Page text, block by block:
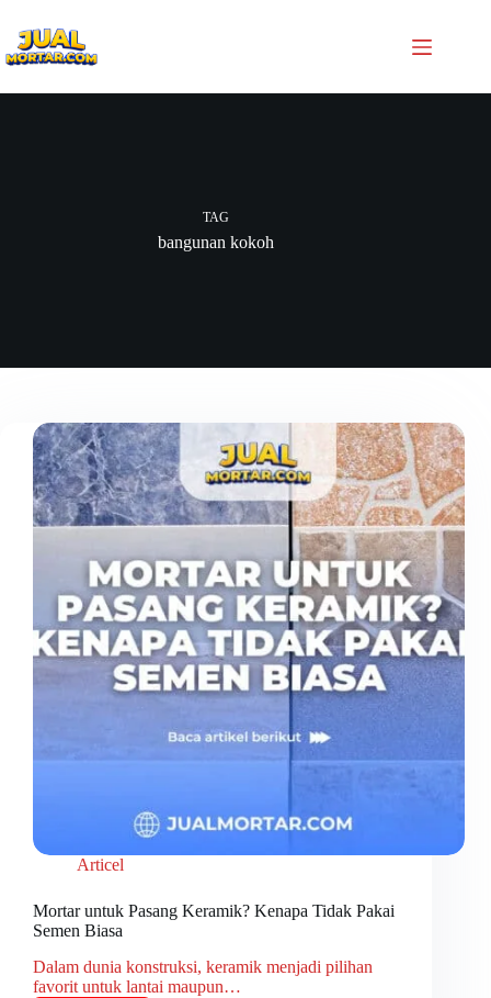
TAG
bangunan kokoh
Articel
Mortar untuk Pasang Keramik? Kenapa Tidak Pakai
Semen Biasa
Dalam dunia konstruksi, keramik menjadi pilihan
favorit untuk lantai maupun…